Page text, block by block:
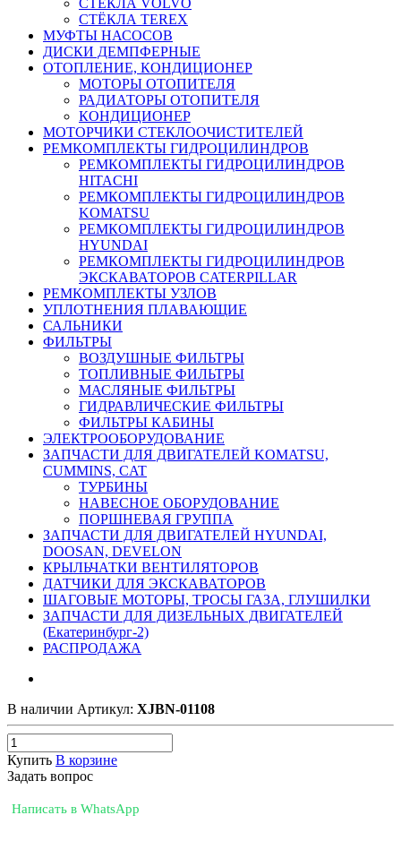
СТЁКЛА TEREX
МУФТЫ НАСОСОВ
ДИСКИ ДЕМПФЕРНЫЕ
ОТОПЛЕНИЕ, КОНДИЦИОНЕР
МОТОРЫ ОТОПИТЕЛЯ
РАДИАТОРЫ ОТОПИТЕЛЯ
КОНДИЦИОНЕР
МОТОРЧИКИ СТЕКЛООЧИСТИТЕЛЕЙ
РЕМКОМПЛЕКТЫ ГИДРОЦИЛИНДРОВ
РЕМКОМПЛЕКТЫ ГИДРОЦИЛИНДРОВ
HITACHI
РЕМКОМПЛЕКТЫ ГИДРОЦИЛИНДРОВ
KOMATSU
РЕМКОМПЛЕКТЫ ГИДРОЦИЛИНДРОВ
HYUNDAI
РЕМКОМПЛЕКТЫ ГИДРОЦИЛИНДРОВ
ЭКСКАВАТОРОВ CATERPILLAR
РЕМКОМПЛЕКТЫ УЗЛОВ
УПЛОТНЕНИЯ ПЛАВАЮЩИЕ
САЛЬНИКИ
ФИЛЬТРЫ
ВОЗДУШНЫЕ ФИЛЬТРЫ
ТОПЛИВНЫЕ ФИЛЬТРЫ
МАСЛЯНЫЕ ФИЛЬТРЫ
ГИДРАВЛИЧЕСКИЕ ФИЛЬТРЫ
ФИЛЬТРЫ КАБИНЫ
ЭЛЕКТРООБОРУДОВАНИЕ
ЗАПЧАСТИ ДЛЯ ДВИГАТЕЛЕЙ KOMATSU,
CUMMINS, CAT
ТУРБИНЫ
НАВЕСНОЕ ОБОРУДОВАНИЕ
ПОРШНЕВАЯ ГРУППА
ЗАПЧАСТИ ДЛЯ ДВИГАТЕЛЕЙ HYUNDAI,
DOOSAN, DEVELON
КРЫЛЬЧАТКИ ВЕНТИЛЯТОРОВ
ДАТЧИКИ ДЛЯ ЭКСКАВАТОРОВ
ШАГОВЫЕ МОТОРЫ, ТРОСЫ ГАЗА, ГЛУШИЛКИ
ЗАПЧАСТИ ДЛЯ ДИЗЕЛЬНЫХ ДВИГАТЕЛЕЙ
(Екатеринбург-2)
РАСПРОДАЖА
В наличии Артикул: XJBN-01108
Купить В корзине
Задать вопрос
Написать в WhatsApp